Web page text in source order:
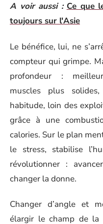
A voir aussi : Ce que
toujours sur l'Asie
Le bénéfice, lui, ne
compteur qui grimpe.
profondeur :
muscles plus
habitude, loin des
grâce à une
calories. Sur le plan
le stress, stabilise
révolutionner :
changer la donne.
Changer d’angle et
élargir le champ de la